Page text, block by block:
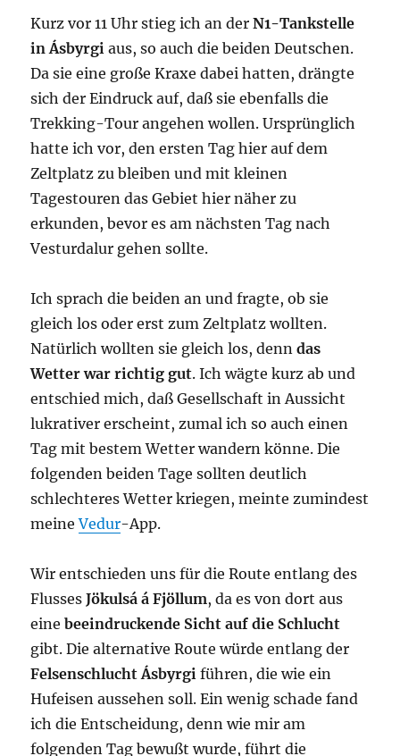
Kurz vor 11 Uhr stieg ich an derN1-Tankstelle
in Ásbyrgi aus, so auch die beiden Deutschen.
Da sie eine große Kraxe dabei hatten, drängte
sich der Eindruck auf, daß sie ebenfalls die
Trekking-Tour angehen wollen. Ursprünglich
hatte ich vor, den ersten Tag hier auf dem
Zeltplatz zu bleiben und mit kleinen
Tagestouren das Gebiet hier näher zu
erkunden, bevor es am nächsten Tag nach
Vesturdalur gehen sollte.
Ich sprach die beiden an und fragte, ob sie
gleich los oder erst zum Zeltplatz wollten.
Natürlich wollten sie gleich los, denndas
Wetter war richtig gut. Ich wägte kurz ab und
entschied mich, daß Gesellschaft in Aussicht
lukrativer erscheint, zumal ich so auch einen
Tag mit bestem Wetter wandern könne. Die
folgenden beiden Tage sollten deutlich
schlechteres Wetter kriegen, meinte zumindest
meineVedur-App.
Wir entschieden uns für die Route entlang des
FlussesJökulsá á Fjöllum, da es von dort aus
einebeeindruckende Sicht auf die Schlucht
gibt. Die alternative Route würde entlang der
Felsenschlucht Ásbyrgi führen, die wie ein
Hufeisen aussehen soll. Ein wenig schade fand
ich die Entscheidung, denn wie mir am
folgenden Tag bewußt wurde, führt die